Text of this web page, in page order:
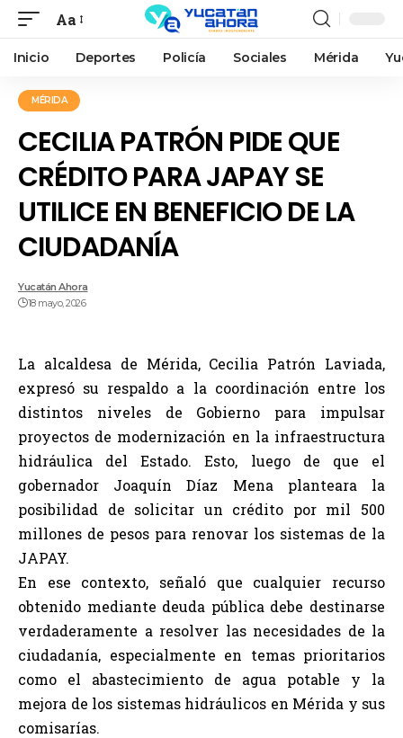
Aa
Inicio Deportes Policía Sociales Mérida
MÉRIDA
CECILIA PATRÓN PIDE QUE
CRÉDITO PARA JAPAY SE
UTILICE EN BENEFICIO DE LA
CIUDADANÍA
Yucatán Ahora
18 mayo, 2026
La alcaldesa de Mérida, Cecilia Patrón Laviada,
expresó su respaldo a la coordinación entre los
distintos niveles de Gobierno para impulsar
proyectos de modernización en la infraestructura
hidráulica del Estado. Esto, luego de que el
gobernador Joaquín Díaz Mena planteara la
posibilidad de solicitar un crédito por mil 500
millones de pesos para renovar los sistemas de la
JAPAY.
En ese contexto, señaló que cualquier recurso
obtenido mediante deuda pública debe destinarse
verdaderamente a resolver las necesidades de la
ciudadanía, especialmente en temas prioritarios
como el abastecimiento de agua potable y la
mejora de los sistemas hidráulicos en Mérida y sus
comisarías.